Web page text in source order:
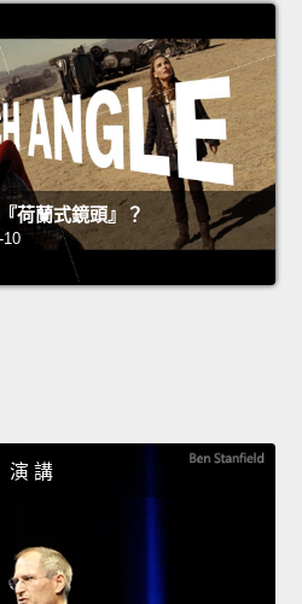
荷蘭式鏡頭』？
10
演 講